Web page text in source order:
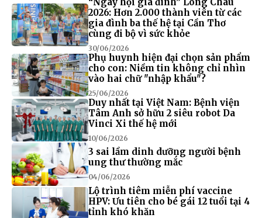
2026: Hơn 2.000 thành viên từ các
gia đình ba thế hệ tại Cần Thơ
cùng đi bộ vì sức khỏe
30/06/2026
Phụ huynh hiện đại chọn sản phẩm
cho con: Niềm tin không chỉ nhìn
vào hai chữ "nhập khẩu"?
25/06/2026
Duy nhất tại Việt Nam: Bệnh viện
Tâm Anh sở hữu 2 siêu robot Da
Vinci Xi thế hệ mới
10/06/2026
3 sai lầm dinh dưỡng người bệnh
ung thư thường mắc
04/06/2026
Lộ trình tiêm miễn phí vaccine
HPV: Ưu tiên cho bé gái 12 tuổi tại 4
tỉnh khó khăn